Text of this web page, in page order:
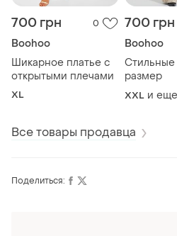
700 грн 0
Boohoo
Шикарное платье с
открытыми плечами
XL
700 грн
Boohoo
размер
XXL и еще
Все товары продавца
Поделиться: